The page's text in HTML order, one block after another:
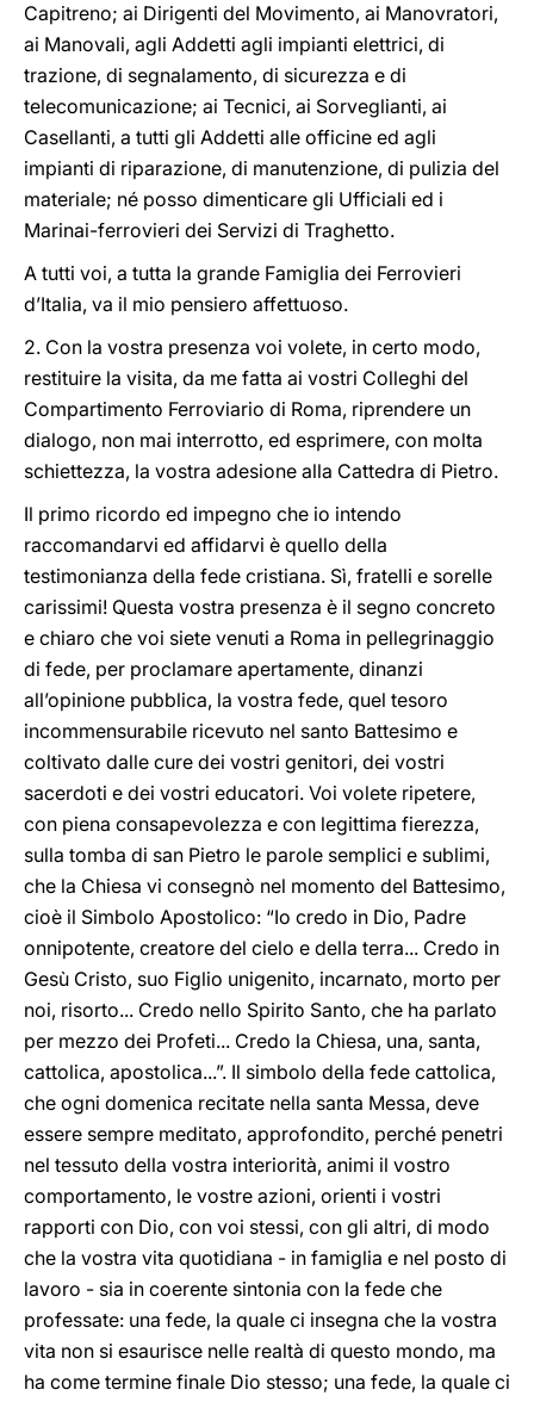
Capitreno; ai Dirigenti del Movimento, ai Manovratori,
ai Manovali, agli Addetti agli impianti elettrici, di
trazione, di segnalamento, di sicurezza e di
telecomunicazione; ai Tecnici, ai Sorveglianti, ai
Casellanti, a tutti gli Addetti alle officine ed agli
impianti di riparazione, di manutenzione, di pulizia del
materiale; né posso dimenticare gli Ufficiali ed i
Marinai-ferrovieri dei Servizi di Traghetto.
A tutti voi, a tutta la grande Famiglia dei Ferrovieri
d’Italia, va il mio pensiero affettuoso.
2. Con la vostra presenza voi volete, in certo modo,
restituire la visita, da me fatta ai vostri Colleghi del
Compartimento Ferroviario di Roma, riprendere un
dialogo, non mai interrotto, ed esprimere, con molta
schiettezza, la vostra adesione alla Cattedra di Pietro.
Il primo ricordo ed impegno che io intendo
raccomandarvi ed affidarvi è quello della
testimonianza della fede cristiana. Sì, fratelli e sorelle
carissimi! Questa vostra presenza è il segno concreto
e chiaro che voi siete venuti a Roma in pellegrinaggio
di fede, per proclamare apertamente, dinanzi
all’opinione pubblica, la vostra fede, quel tesoro
incommensurabile ricevuto nel santo Battesimo e
coltivato dalle cure dei vostri genitori, dei vostri
sacerdoti e dei vostri educatori. Voi volete ripetere,
con piena consapevolezza e con legittima fierezza,
sulla tomba di san Pietro le parole semplici e sublimi,
che la Chiesa vi consegnò nel momento del Battesimo,
cioè il Simbolo Apostolico: “Io credo in Dio, Padre
onnipotente, creatore del cielo e della terra... Credo in
Gesù Cristo, suo Figlio unigenito, incarnato, morto per
noi, risorto... Credo nello Spirito Santo, che ha parlato
per mezzo dei Profeti... Credo la Chiesa, una, santa,
cattolica, apostolica...”. Il simbolo della fede cattolica,
che ogni domenica recitate nella santa Messa, deve
essere sempre meditato, approfondito, perché penetri
nel tessuto della vostra interiorità, animi il vostro
comportamento, le vostre azioni, orienti i vostri
rapporti con Dio, con voi stessi, con gli altri, di modo
che la vostra vita quotidiana - in famiglia e nel posto di
lavoro - sia in coerente sintonia con la fede che
professate: una fede, la quale ci insegna che la vostra
vita non si esaurisce nelle realtà di questo mondo, ma
ha come termine finale Dio stesso; una fede, la quale ci